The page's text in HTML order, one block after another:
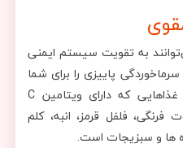
به تقویت سیستم ایمنی
پاییزی را برای شما
به ارمغان بیاورند. 10 نمونه از غذاهایی که دارای ویتامین C
فلفل قرمز، انبه، کلم
ها و سبزیجات است.